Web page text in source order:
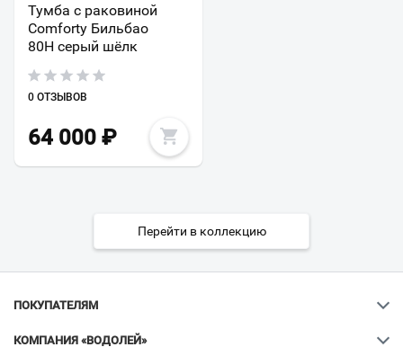
Тумба с раковиной
Comforty Бильбао
80Н серый шёлк
0 ОТЗЫВОВ
64 000 ₽
Перейти в коллекцию
ПОКУПАТЕЛЯМ
КОМПАНИЯ «ВОДОЛЕЙ»